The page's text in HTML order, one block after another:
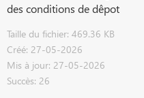
des conditions de dêpot
Taille du fichier: 469.36 KB
Créé: 27-05-2026
Mis à jour: 27-05-2026
Succès: 26